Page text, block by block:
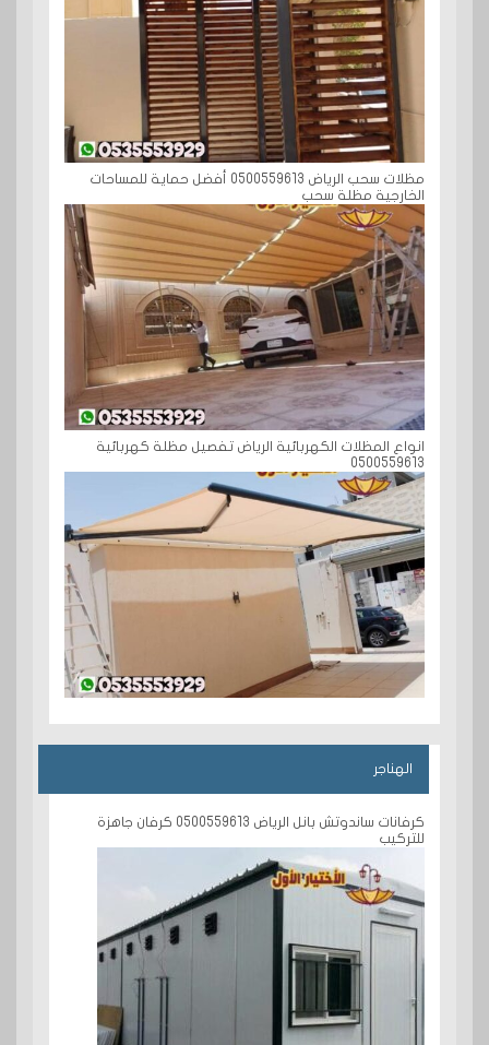
مظلات سحب الرياض 0500559613 أفضل حماية للمساحات
الخارجية مظلة سحب
انواع المظلات الكهربائية الرياض تفصيل مظلة كهربائية
0500559613
الهناجر
كرفانات ساندوتش بانل الرياض 0500559613 كرفان جاهزة
للتركيب